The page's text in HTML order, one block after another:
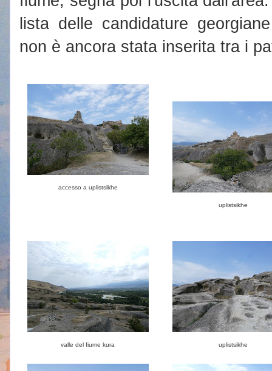
lista delle candidature
non è ancora stata inserita tra i
accesso a uplistsikhe
uplistsikhe
valle del fiume kura uplistsikhe